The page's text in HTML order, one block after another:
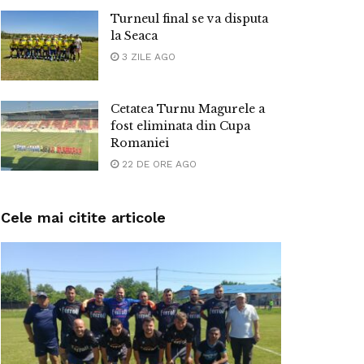
Turneul final se va disputa
la Seaca
3 ZILE AGO
Cetatea Turnu Magurele a
fost eliminata din Cupa
Romaniei
22 DE ORE AGO
Cele mai citite articole